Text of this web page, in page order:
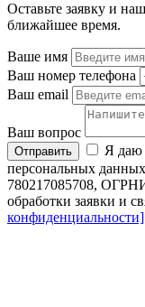
Оставьте заявку и
ближайшее время.
Ваше имя
Ваш номер телефона
Ваш email
Ваш вопрос
Отправить
Я даю
персональных
780217085708,
обработки заявки и
конфиденциальности]